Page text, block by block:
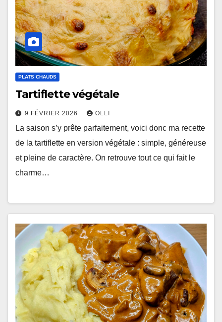
PLATS CHAUDS
Tartiflette végétale
9 FÉVRIER 2026 OLLI
La saison s’y prête parfaitement, voici donc ma recette
de la tartiflette en version végétale : simple, généreuse
et pleine de caractère. On retrouve tout ce qui fait le
charme…